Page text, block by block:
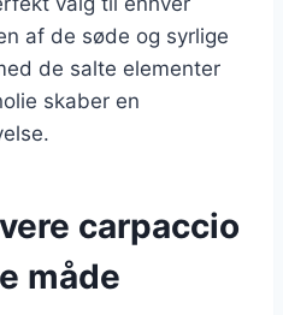
af de søde og syrlige
de salte elementer
skaber en
carpaccio
måde